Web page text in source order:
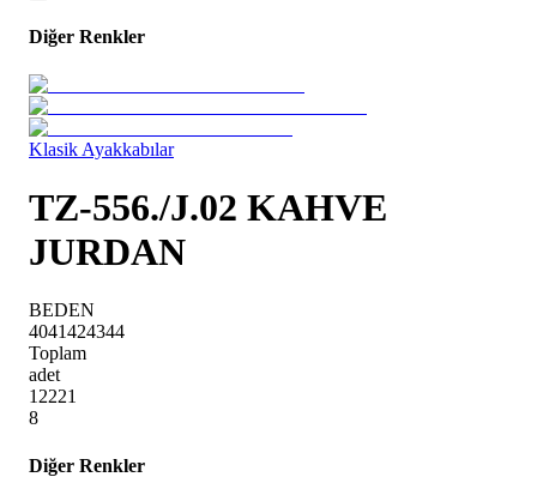
Diğer Renkler
Klasik Ayakkabılar
TZ-556./J.02 KAHVE
JURDAN
BEDEN
4041424344
Toplam
adet
12221
8
Diğer Renkler